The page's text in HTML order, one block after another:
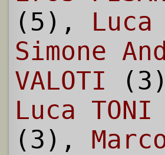
(5), Luca
Simone
VALOTI
Luca TONI
(3),